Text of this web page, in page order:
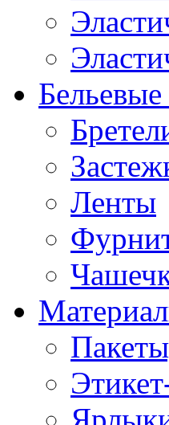
Ленты